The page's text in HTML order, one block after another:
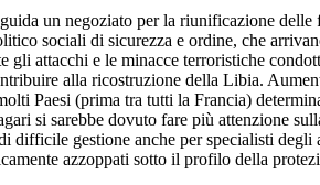
un negoziato per la riunificazione
sociali di sicurezza e ordine, che
gli attacchi e le minacce terroristiche
alla ricostruzione della Libia.
Paesi (prima tra tutti la Francia)
si sarebbe dovuto fare più attenzione
difficile gestione anche per specialisti degli
azzoppati sotto il profilo della